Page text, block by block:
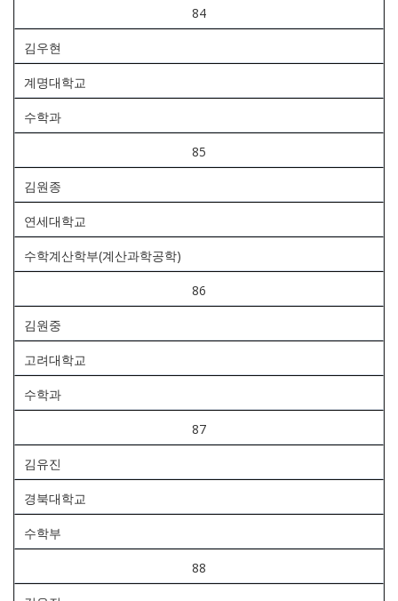
84
김우현
계명대학교
수학과
85
김원종
연세대학교
수학계산학부(계산과학공학)
86
김원중
고려대학교
수학과
87
김유진
경북대학교
수학부
88